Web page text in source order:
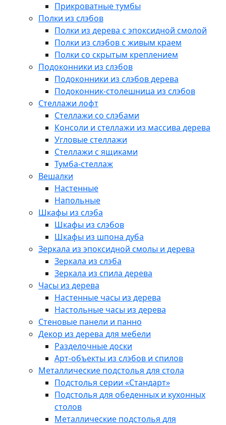
Прикроватные тумбы
Полки из слэбов
Полки из дерева с эпоксидной смолой
Полки из слэбов с живым краем
Полки со скрытым креплением
Подоконники из слэбов
Подоконники из слэбов дерева
Подоконник-столешница из слэбов
Стеллажи лофт
Стеллажи со слэбами
Консоли и стеллажи из массива дерева
Угловые стеллажи
Стеллажи с ящиками
Тумба-стеллаж
Вешалки
Настенные
Напольные
Шкафы из слэба
Шкафы из слэбов
Шкафы из шпона дуба
Зеркала из эпоксидной смолы и дерева
Зеркала из слэба
Зеркала из спила дерева
Часы из дерева
Настенные часы из дерева
Настольные часы из дерева
Стеновые панели и панно
Декор из дерева для мебели
Разделочные доски
Арт-объекты из слэбов и спилов
Металлические подстолья для стола
Подстолья серии «Стандарт»
Подстолья для обеденных и кухонных
столов
Металлические подстолья для